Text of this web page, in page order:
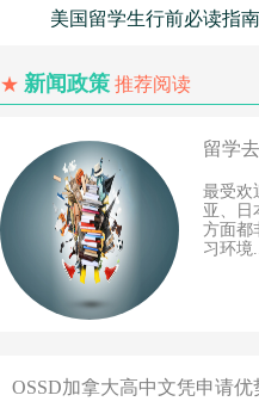
美国留学生行前必读指南
★ 新闻政策 推荐阅读
留学
最受欢
亚、日
方面都
习环境
OSSD加拿大高中文凭申请优